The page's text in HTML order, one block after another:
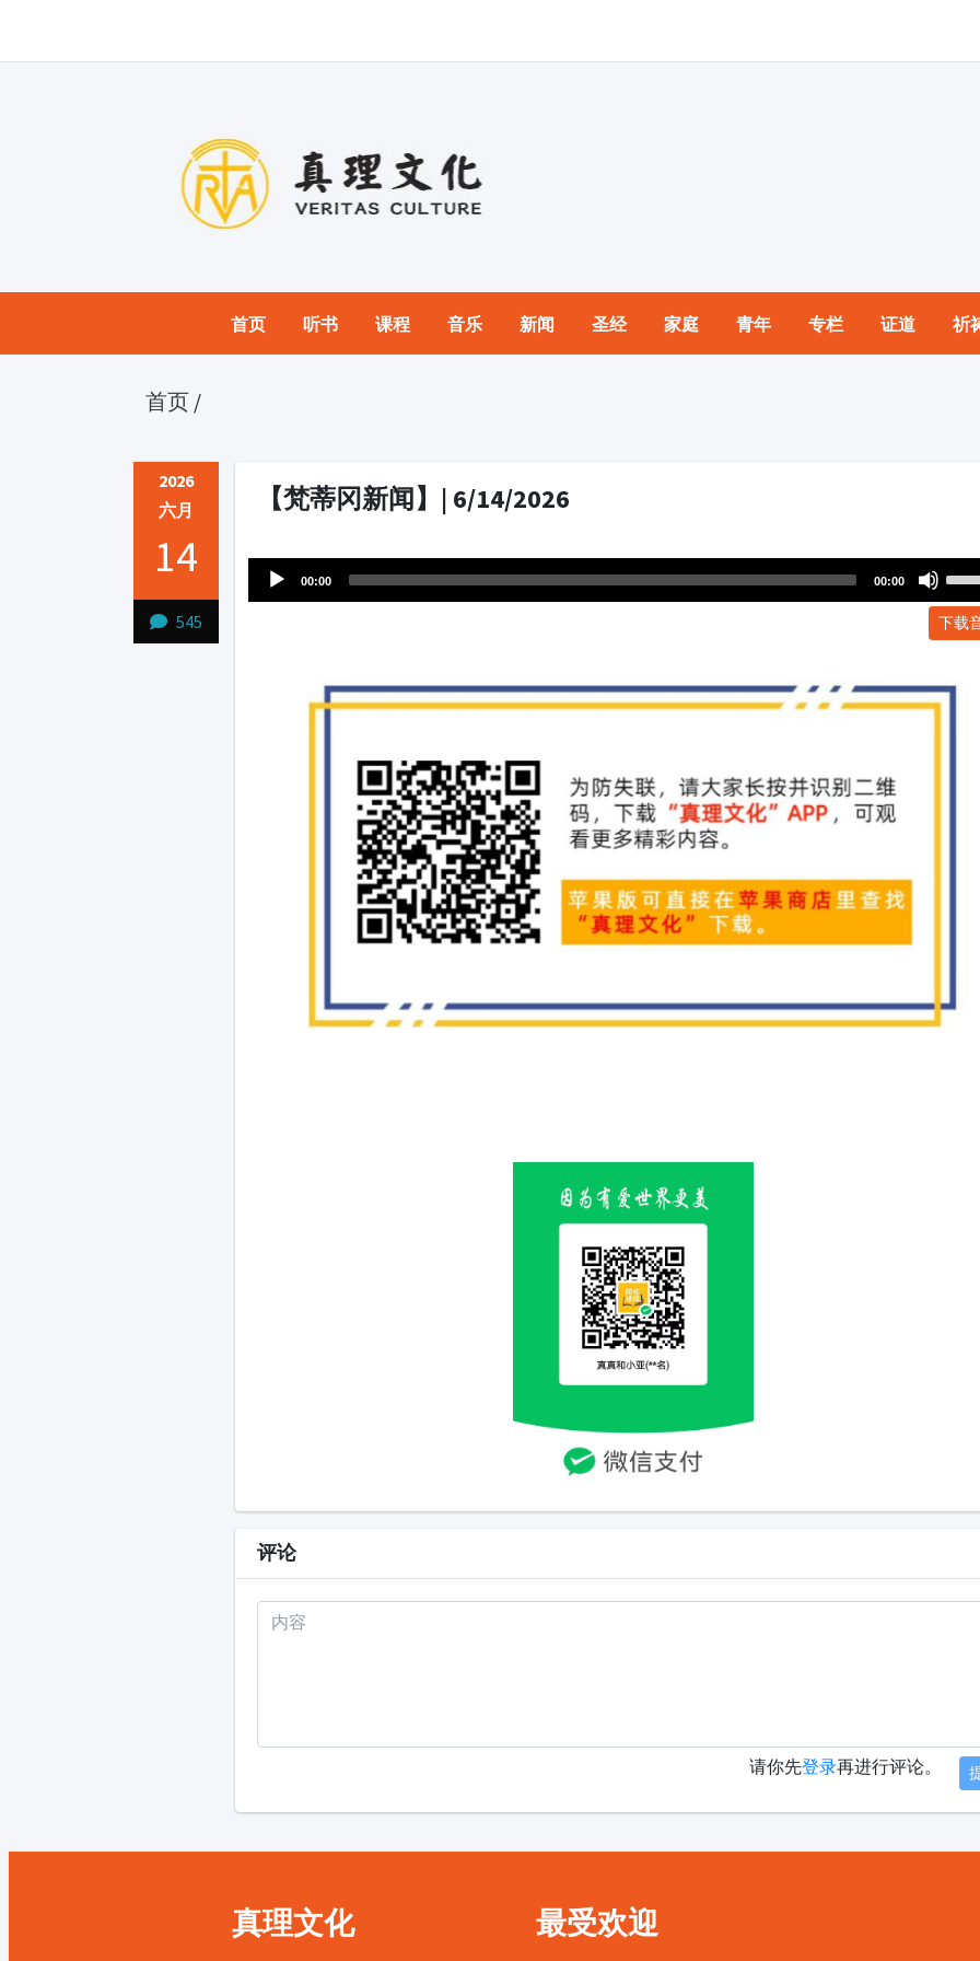
首页 听书 课程 音乐 新闻 圣经 家庭 青年 专栏 证道 祈
首页 /
2026
六月
14
545
【梵蒂冈新闻】| 6/14/2026
Player
00:00 00:00
下载
评论
请你先登录再进行评论。
真理文化 最受欢迎